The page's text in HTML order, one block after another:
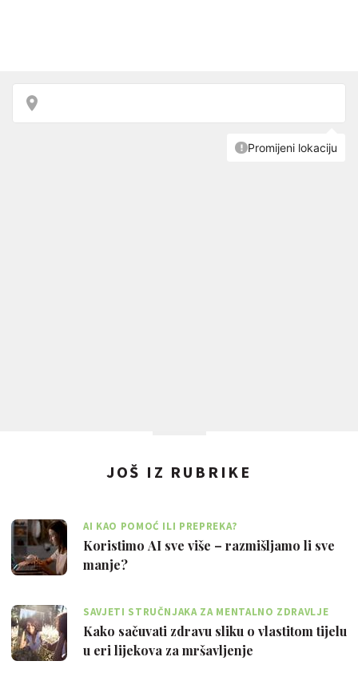
JOŠ IZ RUBRIKE
AI KAO POMOĆ ILI PREPREKA?
Koristimo AI sve više – razmišljamo li sve
manje?
SAVJETI STRUČNJAKA ZA MENTALNO ZDRAVLJE
Kako sačuvati zdravu sliku o vlastitom tijelu
u eri lijekova za mršavljenje